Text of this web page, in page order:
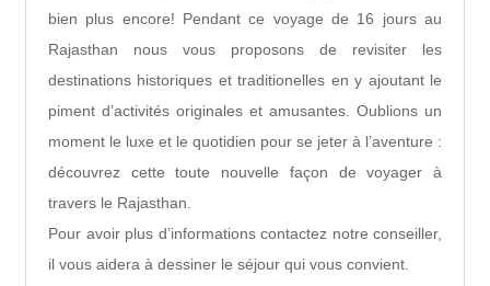
bien plus encore! Pendant ce voyage de 16 jours au
Rajasthan nous vous proposons de revisiter les
destinations historiques et traditionelles en y ajoutant le
piment d’activités originales et amusantes. Oublions un
moment le luxe et le quotidien pour se jeter à l’aventure :
découvrez cette toute nouvelle façon de voyager à
travers le Rajasthan.
Pour avoir plus d’informations contactez notre conseiller,
il vous aidera à dessiner le séjour qui vous convient.